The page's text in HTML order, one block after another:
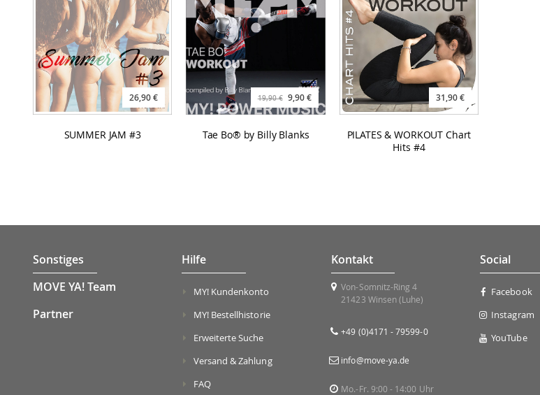
26,90 €
SUMMER JAM #3
19,90 € 9,90 €
Tae Bo® by Billy Blanks
31,90 €
PILATES & WORKOUT Chart
Hits #4
Sonstiges
MOVE YA! Team
Partner
Hilfe
MY! Kundenkonto
MY! Bestellhistorie
Erweiterte Suche
Versand & Zahlung
FAQ
Kontakt
Von-Somnitz-Ring 4
21423 Winsen (Luhe)
+49 (0)4171 - 79599-0
info@move-ya.de
Mo.-Fr. 9:00 - 14:00 Uhr
Social
Facebook
Instagram
YouTube